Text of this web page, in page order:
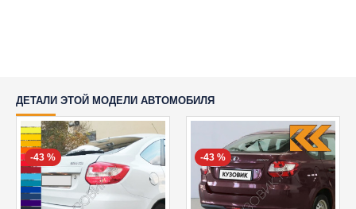
ДЕТАЛИ ЭТОЙ МОДЕЛИ АВТОМОБИЛЯ
-43 % -43 %